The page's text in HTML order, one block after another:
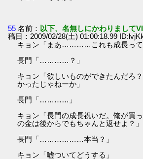
55 名前： 以下、名無しにかわりまして
稿日：2009/02/28(土) 01:00:18.99
キョン「まあ…………これも成長って
長門「…………？」
キョン「欲しいものができたんだろ
かったじゃねーか」
長門「…………」
キョン「長門の成長祝いだ。俺が買
の金は後からでもちゃんと返せよ？」
長門「………………本当？」
キョン「嘘ついてどうする」